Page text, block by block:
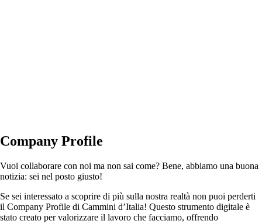
Company Profile
Vuoi collaborare con noi ma non sai come? Bene, abbiamo una buona
notizia: sei nel posto giusto!
Se sei interessato a scoprire di più sulla nostra realtà non puoi perderti
il Company Profile di Cammini d’Italia! Questo strumento digitale è
stato creato per valorizzare il lavoro che facciamo, offrendo